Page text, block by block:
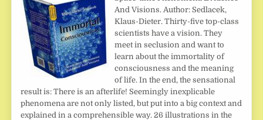
And Visions. Author: Sedlacek,
Klaus-Dieter. Thirty-five top-class
scientists have a vision. They
meet in seclusion and want to
learn about the immortality of
consciousness and the meaning
of life. In the end, the sensational
result is: There is an afterlife! Seemingly inexplicable
phenomena are not only listed, but put into a big context and
explained in a comprehensible way. 26 illustrations in the